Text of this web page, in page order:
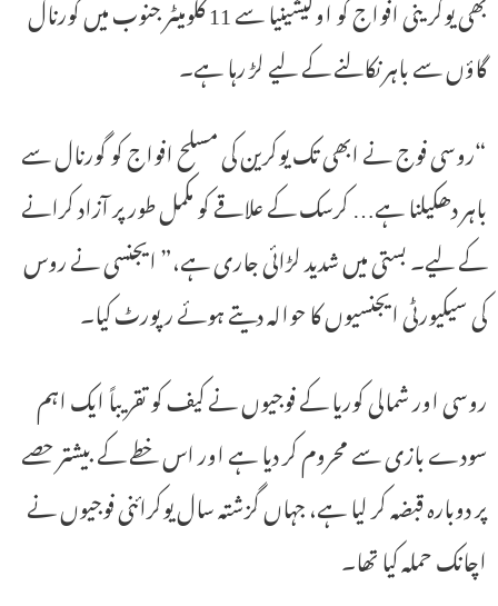
گاؤں سے باہر نکالنے کے لیے لڑ رہا ہے۔
“روسی فوج نے ابھی تک یوکرین کی مسلح افواج کو گورنال سے
باہر دھکیلنا ہے… کرسک کے علاقے کو مکمل طور پر آزاد کرانے
کے لیے۔ بستی میں شدید لڑائی جاری ہے،” ایجنسی نے روس
کی سیکیورٹی ایجنسیوں کا حوالہ دیتے ہوئے رپورٹ کیا۔
روسی اور شمالی کوریا کے فوجیوں نے کیف کو تقریباً ایک اہم
سودے بازی سے محروم کر دیا ہے اور اس خطے کے بیشتر حصے
پر دوبارہ قبضہ کر لیا ہے، جہاں گزشتہ سال یوکرائنی فوجیوں نے
اچانک حملہ کیا تھا۔